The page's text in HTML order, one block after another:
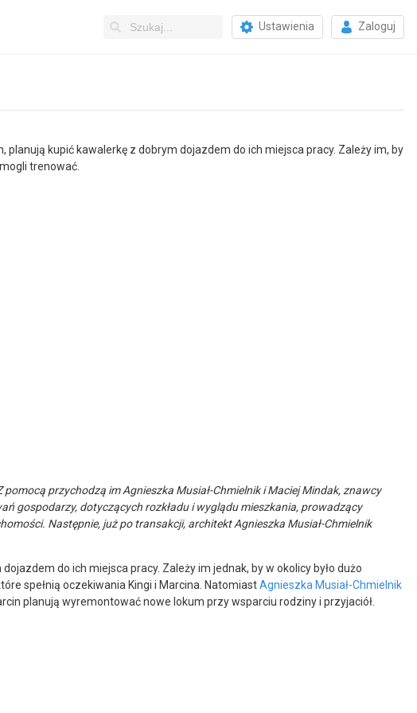
Ustawienia Zaloguj
planują kupić kawalerkę z dobrym dojazdem do ich miejsca pracy. Zależy im, by
trenować.
przychodzą im Agnieszka Musiał-Chmielnik i Maciej Mindak, znawcy
gospodarzy, dotyczących rozkładu i wyglądu mieszkania, prowadzący
Następnie, już po transakcji, architekt Agnieszka Musiał-Chmielnik
do ich miejsca pracy. Zależy im jednak, by w okolicy było dużo
spełnią oczekiwania Kingi i Marcina. NatomiastAgnieszka Musiał-Chmielnik
planują wyremontować nowe lokum przy wsparciu rodziny i przyjaciół.